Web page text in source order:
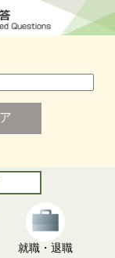
就職・退職